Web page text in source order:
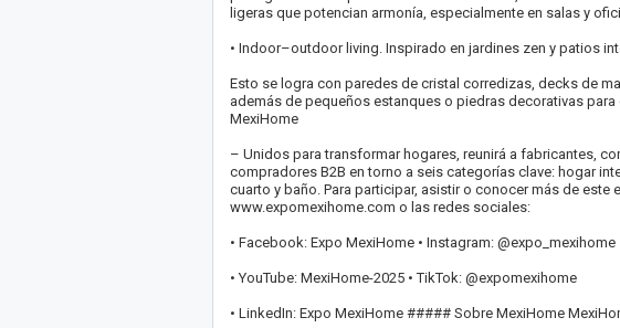
ligeras que potencian armonía, especialmente en salas y
• Indoor–outdoor living. Inspirado en jardines zen y patios
Esto se logra con paredes de cristal corredizas, decks de
además de pequeños estanques o piedras decorativas
MexiHome
– Unidos para transformar hogares, reunirá a fabricantes,
compradores B2B en torno a seis categorías clave: hogar
cuarto y baño. Para participar, asistir o conocer más de
www.expomexihome.com o las redes sociales:
• Facebook: Expo MexiHome • Instagram: @expo_mexihome
• YouTube: MexiHome-2025 • TikTok: @expomexihome
• LinkedIn: Expo MexiHome ##### Sobre MexiHome